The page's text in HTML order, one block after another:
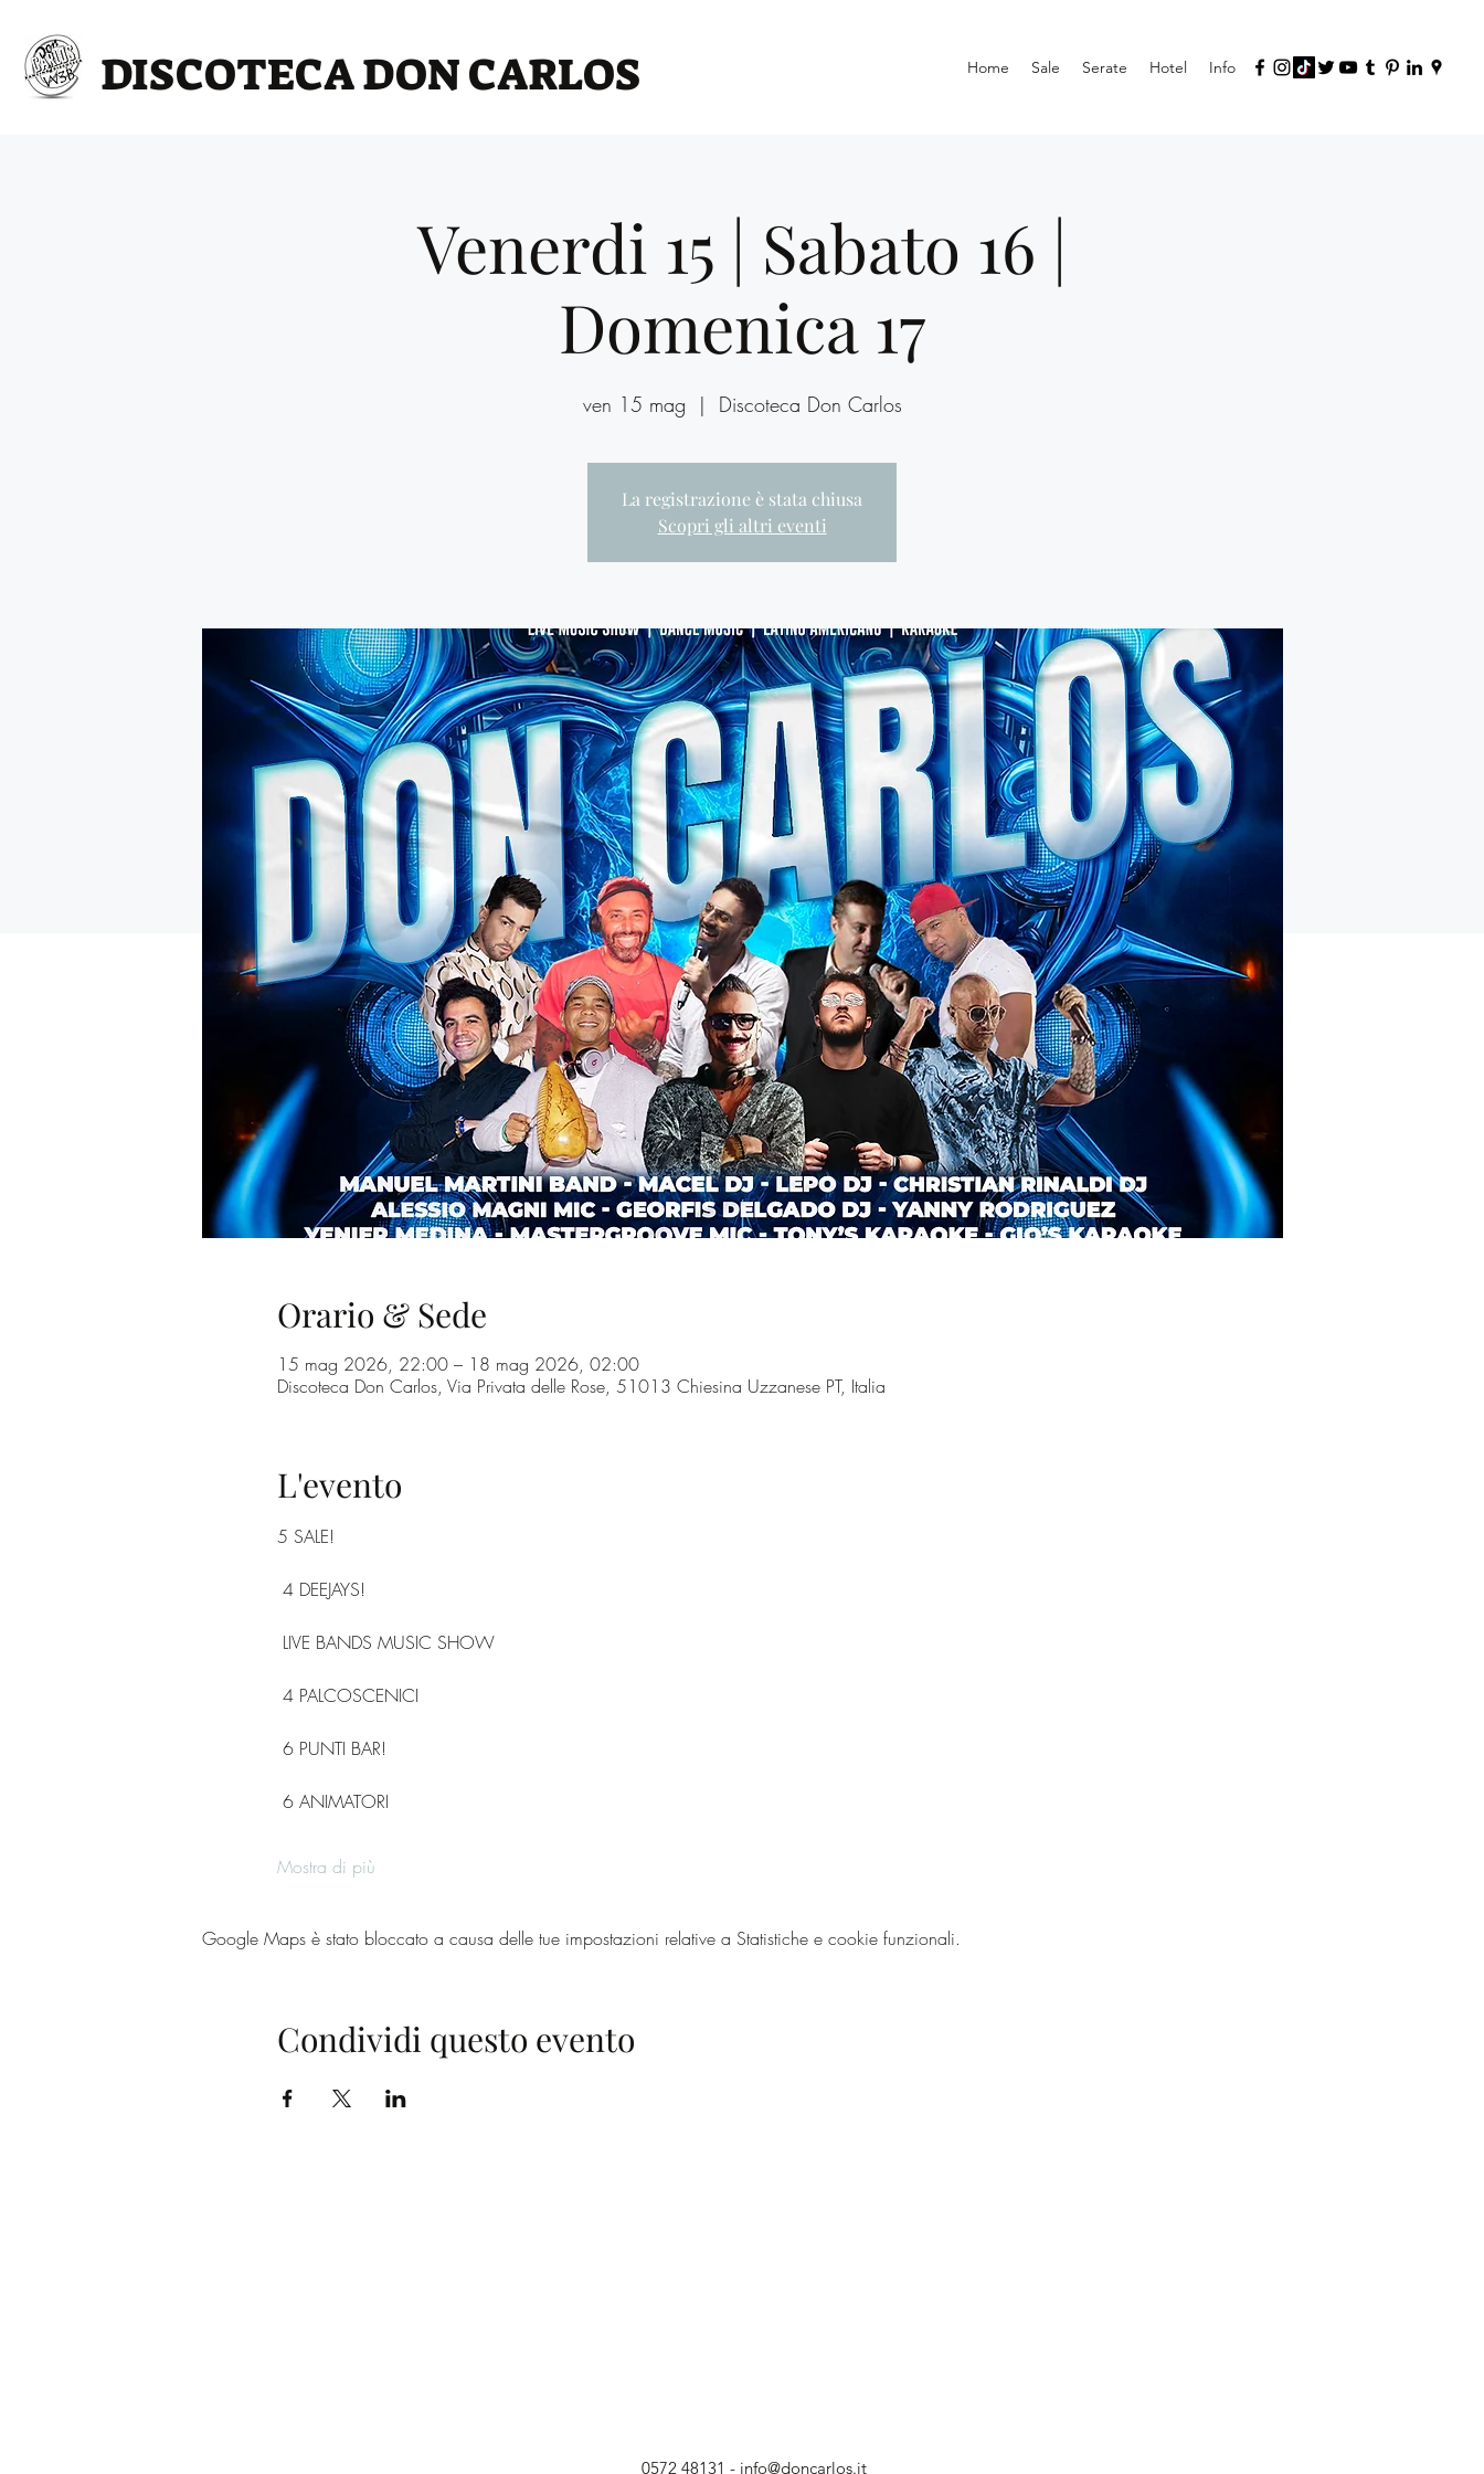
DISCOTECA DON CARLOS Home Sale Serate Hotel Info
Venerdi 15 | Sabato 16 |
Domenica 17
ven 15 mag
  |
Discoteca Don Carlos
La registrazione è stata chiusa
Scopri gli altri eventi
Orario & Sede
15 mag 2026, 22:00 – 18 mag 2026, 02:00
Discoteca Don Carlos, Via Privata delle Rose, 51013 Chiesina Uzzanese PT, Italia
L'evento
5 SALE!
4 DEEJAYS!
LIVE BANDS MUSIC SHOW
4 PALCOSCENICI
6 PUNTI BAR!
6 ANIMATORI
Mostra di più
Google Maps è stato bloccato a causa delle tue impostazioni relative a Statistiche e cookie funzionali.
Condividi questo evento
0572 48131 - info@doncarlos.it